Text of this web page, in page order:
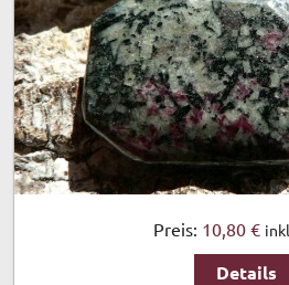
Preis: 10,80 €
Details